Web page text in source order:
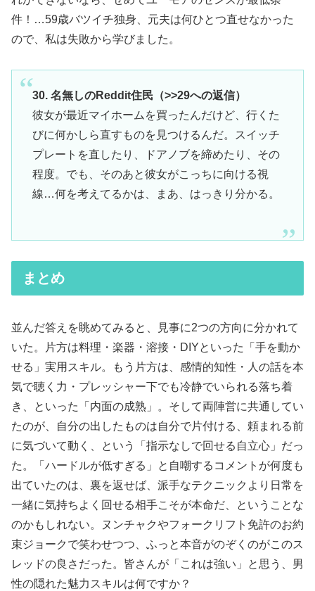
件！…59歳バツイチ独身、元夫は何ひとつ直せなかった
ので、私は失敗から学びました。
30. 名無しのReddit住民（>>29への返信）
彼女が最近マイホームを買ったんだけど、行くた
びに何かしら直すものを見つけるんだ。スイッチ
プレートを直したり、ドアノブを締めたり、その
程度。でも、そのあと彼女がこっちに向ける視
線…何を考えてるかは、まあ、はっきり分かる。
まとめ
並んだ答えを眺めてみると、見事に2つの方向に分かれて
いた。片方は料理・楽器・溶接・DIYといった「手を動か
せる」実用スキル。もう片方は、感情的知性・人の話を本
気で聴く力・プレッシャー下でも冷静でいられる落ち着
き、といった「内面の成熟」。そして両陣営に共通してい
たのが、自分の出したものは自分で片付ける、頼まれる前
に気づいて動く、という「指示なしで回せる自立心」だっ
た。「ハードルが低すぎる」と自嘲するコメントが何度も
出ていたのは、裏を返せば、派手なテクニックより日常を
一緒に気持ちよく回せる相手こそが本命だ、ということな
のかもしれない。ヌンチャクやフォークリフト免許のお約
束ジョークで笑わせつつ、ふっと本音がのぞくのがこのス
レッドの良さだった。皆さんが「これは強い」と思う、男
性の隠れた魅力スキルは何ですか？